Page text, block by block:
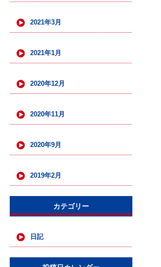
2021年3月
2021年1月
2020年12月
2020年11月
2020年9月
2019年2月
カテゴリー
日記